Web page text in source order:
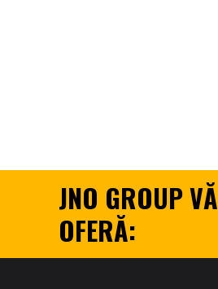
JNO GROUP VĂ
OFERĂ: